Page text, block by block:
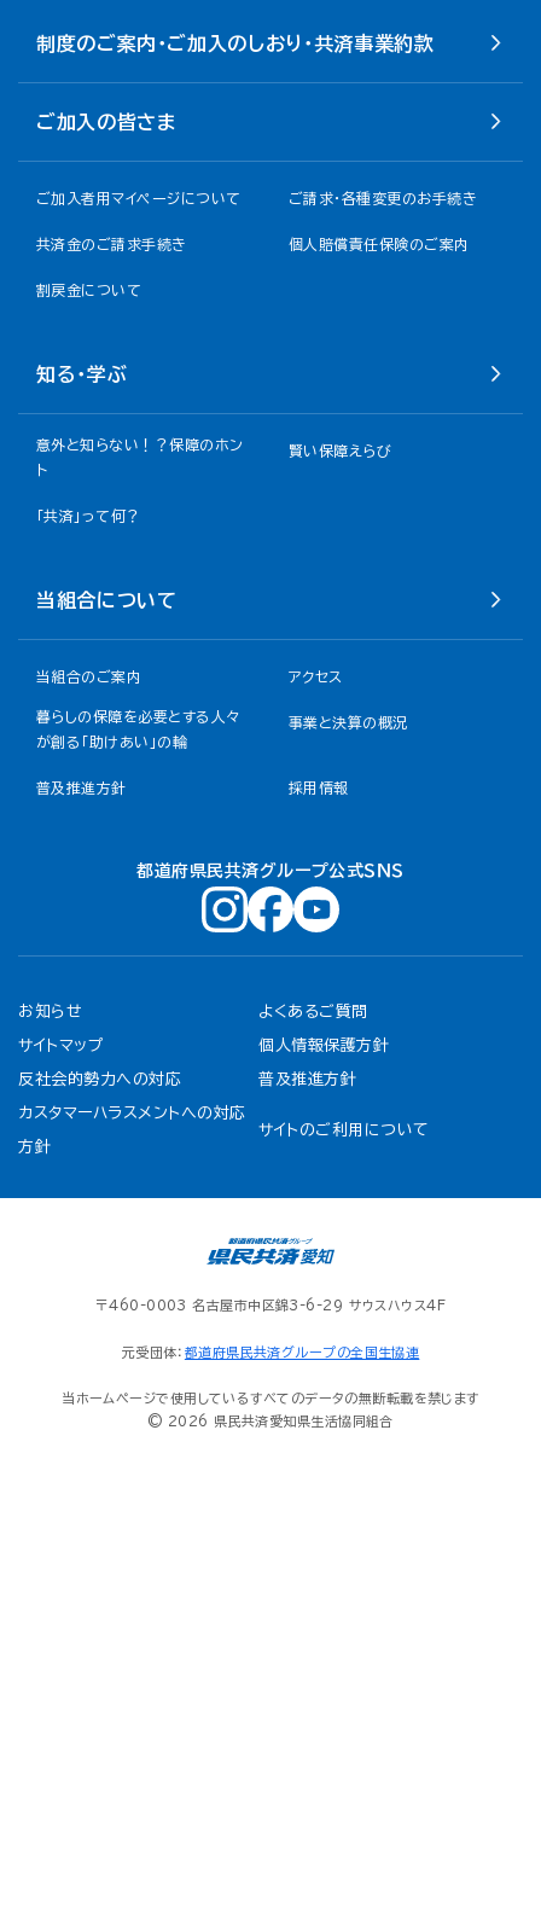
制度のご案内・ご加入のしおり・共済事業約款
ご加入の皆さま
ご加入者用マイページについて ご請求・各種変更のお手続き
共済金のご請求手続き 個人賠償責任保険のご案内
割戻金について​
知る・学ぶ
意外と知らない！？保障のホン
ト
賢い保障えらび
「共済」って何？
当組合について
当組合のご案内 アクセス
暮らしの保障を必要とする人々
が創る「助けあい」の輪
事業と決算の概況
普及推進方針 採用情報
都道府県民共済グループ公式ＳＮＳ
お知らせ よくあるご質問
サイトマップ 個人情報保護方針
反社会的勢力への対応 普及推進方針
カスタマーハラスメントへの対応
方針
サイトのご利用について
〒460-0003 名古屋市中区錦3-6-29 サウスハウス4F
元受団体： 都道府県民共済グループの全国生協連
当ホームページで使用しているすべてのデータの無断転載を禁じます
© 2026 県民共済愛知県生活協同組合